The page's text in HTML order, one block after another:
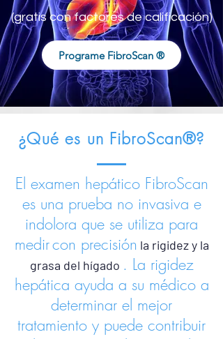
(gratis con factores de calificación)
Programe FibroScan ®
¿Qué es un FibroScan®?
El examen hepático FibroScan
es una prueba no invasiva e
indolora que se utiliza para
medircon precisión la rigidez y la
grasa del hígado . La rigidez
hepática ayuda a su médico a
determinar el mejor
tratamiento y puede contribuir